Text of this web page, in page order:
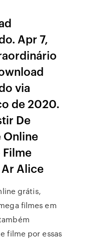
Apr 7,
via
de 2020.
De
Online
Alice
grátis,
filmes em
filme por essas